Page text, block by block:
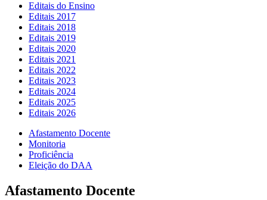
Editais do Ensino
Editais 2017
Editais 2018
Editais 2019
Editais 2020
Editais 2021
Editais 2022
Editais 2023
Editais 2024
Editais 2025
Editais 2026
Afastamento Docente
Monitoria
Proficiência
Eleição do DAA
Afastamento Docente